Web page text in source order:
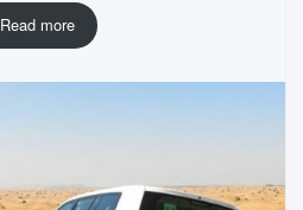
Read more